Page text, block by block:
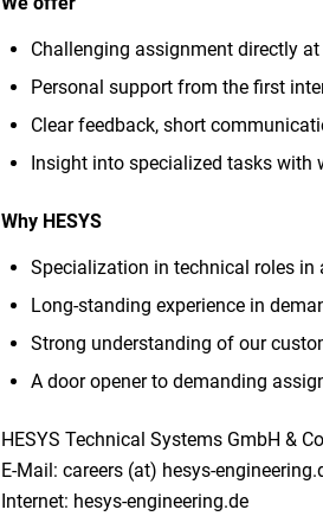
Challenging assignment directly
Personal support from the first
Clear feedback, short
Insight into specialized tasks with
Why HESYS
Specialization in technical roles in
Long-standing experience in
Strong understanding of our
A door opener to demanding
HESYS Technical Systems GmbH &
E-Mail: careers (at) hesys-
Internet: hesys-engineering.de